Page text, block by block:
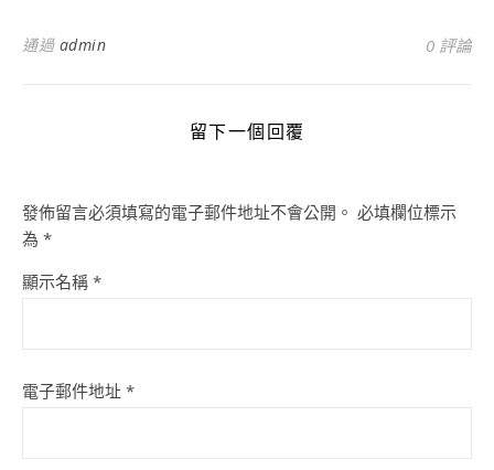
通過 admin 0 評論
留下一個回覆
發佈留言必須填寫的電子郵件地址不會公開。 必填欄位標示
為 *
顯示名稱 *
電子郵件地址 *